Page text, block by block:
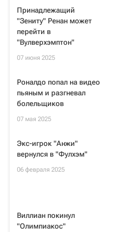
Принадлежащий
"Зениту" Ренан может
перейти в
"Вулверхэмптон"
07 июня 2025
Роналдо попал на видео
пьяным и разгневал
болельщиков
07 мая 2025
Экс-игрок "Анжи"
вернулся в "Фулхэм"
06 февраля 2025
Виллиан покинул
"Олимпиакос"